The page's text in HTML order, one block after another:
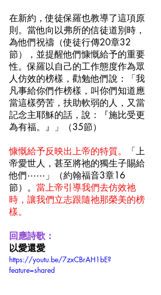
在新約，使徒保羅也教導了這項原
則。當他向以弗所的信徒道別時，
為他們祝禱（使徒行傳20章32
節），並提醒他們慷慨給予的重要
性。保羅以自己的工作態度作為眾
人仿效的榜樣，勸勉他們說：「我
凡事給你們作榜樣，叫你們知道應
當這樣勞苦，扶助軟弱的人，又當
記念主耶穌的話，說：『施比受更
為有福。』」（35節）
慷慨給予反映出上帝的特質。
「上
帝愛世人，甚至將祂的獨生子賜給
他們⋯⋯」（約翰福音3章16
節）。 當上帝引導我們去仿效祂
時，讓我們立志跟隨祂那榮美的榜
樣。
回應詩歌：
以愛還愛
https://youtu.be/7zxCBrAH1bE?
feature=shared